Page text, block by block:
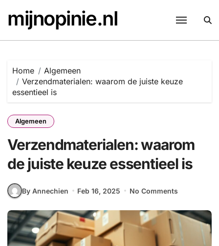
content
mijnopinie.nl
Home
Algemeen
Verzendmaterialen: waarom de juiste keuze
essentieel is
Algemeen
Verzendmaterialen: waarom
de juiste keuze essentieel is
By Annechien Feb 16, 2025 No Comments